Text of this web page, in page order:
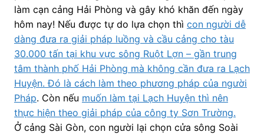
làm cạn cảng Hải Phòng và gây khó khăn đến ngày
hôm nay! Nếu được tự do lựa chọn thì con người dễ
dàng đưa ra giải pháp luồng và cầu cảng cho tàu
30.000 tấn tại khu vực sông Ruột Lợn – gần trung
tâm thành phố Hải Phòng mà không cần đưa ra Lạch
Huyện. Đó là cách làm theo phương pháp của người
Pháp. Còn nếu muốn làm tại Lạch Huyện thì nên
thực hiện theo giải pháp của công ty Sơn Trường.
Ở cảng Sài Gòn, con người lại chọn cửa sông Soài